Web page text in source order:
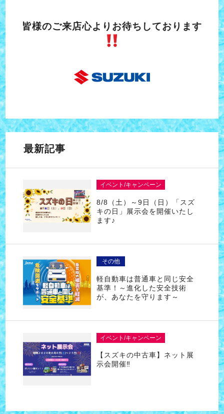
皆様のご来店心よりお待ちしております
最新記事
イベント/キャンペーン
8/8（土）～9日（日）「スズ
キの日」展示会を開催いたし
ます♪
その他
軽自動車は普通車と同じ安全
基準！～進化した安全技術
が、あなたを守ります～
イベント/キャンペーン
【スズキの中古車】ネット展
示会開催‼